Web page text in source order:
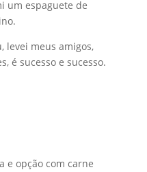
um espaguete de
levei meus amigos,
é sucesso e sucesso.
e opção com carne